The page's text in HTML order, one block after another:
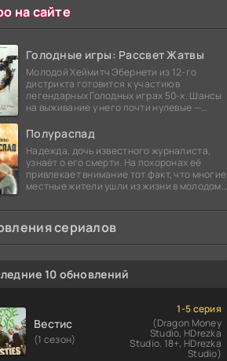
на сайте
Голодные игры: Рассвет Жатвы
Молодой Хеймитч Эбернети из 12-го
дистрикта готовится к участию в
легендарных Голодных играх 50-х. Шансы
на выживание у него почти нулевые —
победу еще сорок
Полураспад
Надежда, дочь известного журналиста,
узнаёт о его смерти. На похоронах её
привлекает внимание тот факт, что многие
местные жители ушли из жизни в молодом
бомбы
сериалов
10 обновлений
Вестис
(1 сезон)
1-5 серия
(Dragon Money
Studio, HDrezka
Studio. 18+, HDrezka
Studio)